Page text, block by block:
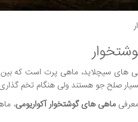
های سیچلاید، ماهی پرت است که
صلح جو هستند ولی هنگام تخم
ماهی های گوشتخوار آکواریومی